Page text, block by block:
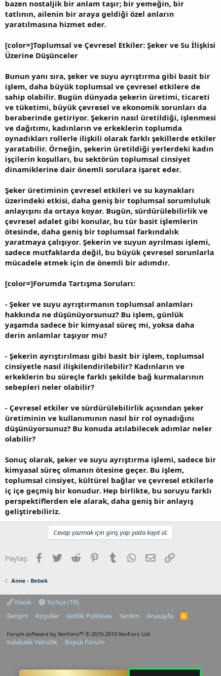
bazen nostaljik bir anlam taşır; bir yemeğin, bir
tatlının, ailenin bir araya geldiği özel anların
yaratılmasına hizmet eder.
[color=]Toplumsal ve Çevresel Etkiler: Şeker ve Su İlişkisi
Üzerine Düşünceler
Bunun yanı sıra, şeker ve suyu ayrıştırma gibi basit bir
işlem, daha büyük toplumsal ve çevresel etkilere de
sahip olabilir. Bugün dünyada şekerin üretimi, ticareti
ve tüketimi, büyük çevresel ve ekonomik sorunları da
beraberinde getiriyor. Şekerin nasıl üretildiği, işlenmesi
ve dağıtımı, kadınların ve erkeklerin toplumda
oynadıkları rollerle ilişkili olarak farklı şekillerde etkiler
yaratabilir. Örneğin, şekerin üretildiği yerlerdeki kadın
işçilerin koşulları, bu sektörün toplumsal cinsiyet
dinamiklerine dair önemli sorulara işaret eder.
Şeker üretiminin çevresel etkileri ve su kaynakları
üzerindeki etkisi, daha geniş bir toplumsal sorumluluk
anlayışını da ortaya koyar. Bugün, sürdürülebilirlik ve
çevresel adalet gibi konular, bu tür basit işlemlerin
ötesinde, daha geniş bir toplumsal farkındalık
yaratmaya çalışıyor. Şekerin ve suyun ayrılması işlemi,
sadece mutfaklarda değil, bu büyük çevresel sorunlarla
mücadele etmek için de önemli bir adımdır.
[color=]Forumda Tartışma Soruları:
- Şeker ve suyu ayrıştırmanın toplumsal anlamları
hakkında ne düşünüyorsunuz? Bu işlem, günlük
yaşamda sadece bir kimyasal süreç mi, yoksa daha
derin anlamlar taşıyor mu?
- Şekerin ayrıştırılması gibi basit bir işlem, toplumsal
cinsiyetle nasıl ilişkilendirilebilir? Kadınların ve
erkeklerin bu süreçle farklı şekilde bağ kurmalarının
sebepleri neler olabilir?
- Çevresel etkiler ve sürdürülebilirlik açısından şeker
üretiminin ve kullanımının nasıl bir rol oynadığını
düşünüyorsunuz? Bu konuda atılabilecek adımlar neler
olabilir?
Sonuç olarak, şeker ve suyu ayrıştırma işlemi, sadece bir
kimyasal süreç olmanın ötesine geçer. Bu işlem,
toplumsal cinsiyet, kültürel bağlar ve çevresel etkilerle
iç içe geçmiş bir konudur. Hep birlikte, bu soruyu farklı
perspektiflerden ele alarak, daha geniş bir anlayış
geliştirebiliriz.
Cevap yazmak için giriş yap yada kayıt ol.
Paylaş: Facebook
TwitterReddit PinterestTumblrWhatsApp
E-postaLink
Anne - Bebek
Klasik
Türkçe (TR)
İletişim
Koşullar Gizlilik Politikası Yardım Anasayfa
R
Forum software by XenForo™ © 2010-2019 XenForo Ltd.
Kalabalık Yalnızlık Büyük Forum